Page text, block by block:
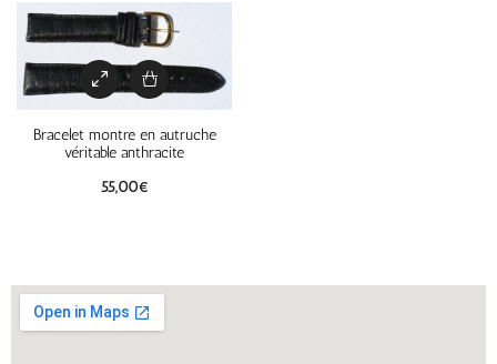
Bracelet montre en autruche
véritable anthracite
55,00€